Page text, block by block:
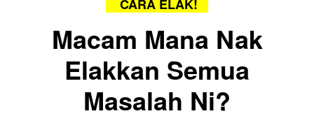
CARA ELAK!
Macam Mana Nak
Elakkan Semua
Masalah Ni?